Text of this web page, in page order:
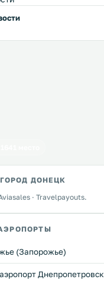
ДОНЕЦК
· Travelpayouts.
(Запорожье)
Днепропетровск